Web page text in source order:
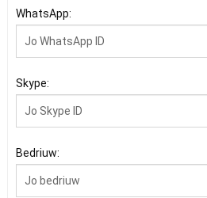
WhatsApp:
Skype:
Bedriuw: